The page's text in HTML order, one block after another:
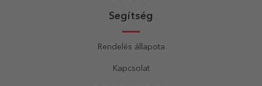
Segítség
Rendelés állapota
Kapcsolat